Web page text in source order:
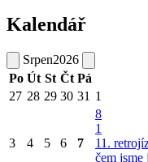
Kalendář
Srpen2026
Po Út St Čt Pá
27 28 29 30 31 1
3 4 5 6 7
8
1
11.
čem jsme